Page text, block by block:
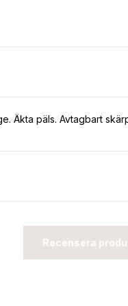
Äkta päls. Avtagbart
Recensera